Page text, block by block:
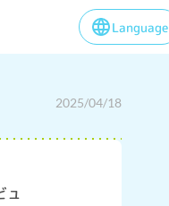
Language
2025/04/18
ュ